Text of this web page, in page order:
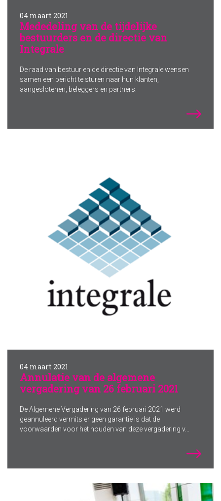
04 maart 2021
Mededeling van de tijdelijke
bestuurders en de directie van
Integrale
De raad van bestuur en de directie van Integrale wensen
samen een bericht te sturen naar hun klanten,
aangeslotenen, beleggers en partners.
04 maart 2021
Annulatie van de algemene
vergadering van 26 februari 2021
De Algemene Vergadering van 26 februari 2021 werd
geannuleerd vermits er geen garantie is dat de
voorwaarden voor het houden van deze vergadering v...